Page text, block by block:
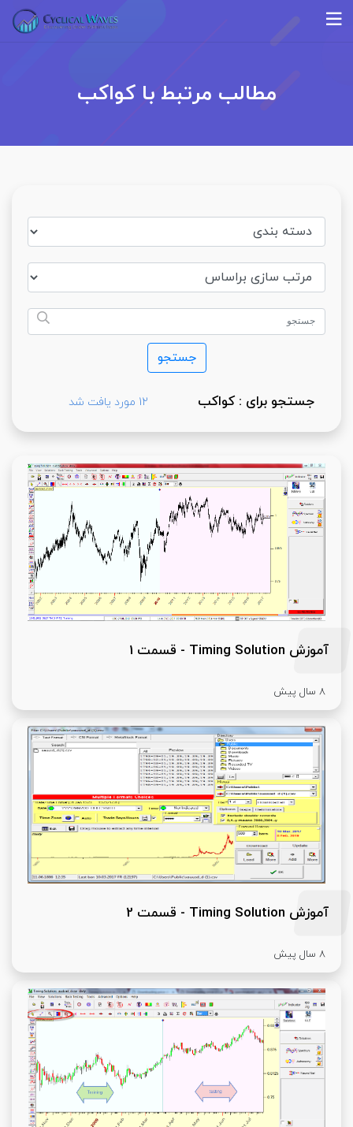
مطالب مرتبط با کواکب
جستجو برای : کواکب 12 مورد یافت شد
آموزش Timing Solution - قسمت 1
8 سال پیش
آموزش Timing Solution - قسمت 2
8 سال پیش